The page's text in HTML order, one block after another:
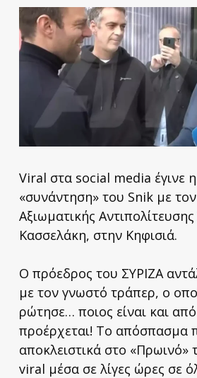
Viral στα social media έγινε
«συνάντηση» του Snik με
Αξιωματικής
Κασσελάκη, στην Κηφισιά.
Ο πρόεδρος του ΣΥΡΙΖΑ
με τον γνωστό τράπερ, ο
ρώτησε… ποιος είναι και
προέρχεται! Το απόσπασμα
αποκλειστικά στο «Πρωινό»
viral μέσα σε λίγες ώρες σε